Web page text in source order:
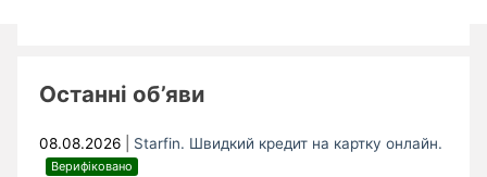
Останні об’яви
08.08.2026 Starfin. Швидкий кредит на картку онлайн.
Верифіковано